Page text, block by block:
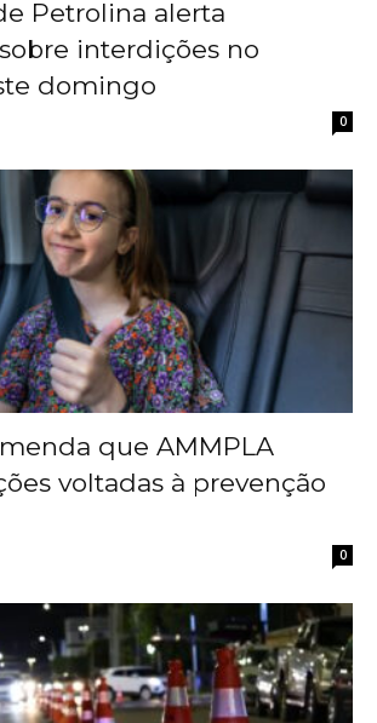
Petrolina alerta
interdições no
domingo
0
que AMMPLA
voltadas à prevenção
0